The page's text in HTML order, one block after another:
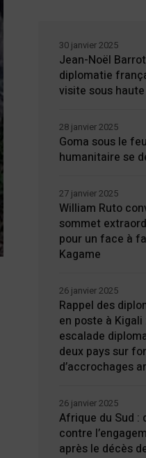
Jean-Noël
diplomatie
visite sous
30 janvier 2025
Goma sous le
humanitaire se
28 janvier 2025
William Ruto
sommet
pour un face à
Kagame
27 janvier 2025
Rappel des
en poste à Kigali
escalade
deux pays sur
d’accrochages
26 janvier 2025
Afrique du Sud :
contre
après le décès
26 janvier 2025